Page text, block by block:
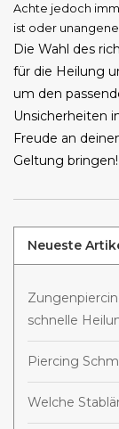
Achte jedoch
ist oder
Die Wahl des
für die Heilung
um den
Unsicherheiten
Freude an
Geltung bringen!
Neueste
schnelle
Piercing
Welche